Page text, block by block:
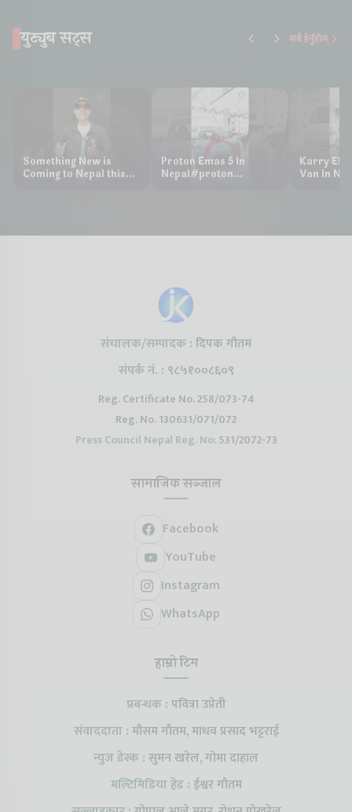
युट्युब सट्स सबै हेर्नुहोस्
Something New is
Coming to Nepal this
Proton Emas 5 In
Nepal#proton
Karry
Van In
संचालक/सम्पादक :दिपक गौतम
संपर्क नं. : ९८५१००८६०९
Reg. Certificate No. 258/073-74
Reg. No. 130631/071/072
Press Council Nepal Reg. No:531/2072-73
सामाजिक सञ्जाल
Facebook
YouTube
Instagram
WhatsApp
हाम्रो टिम
प्रबन्धक :पवित्रा उप्रेती
संवाददाता :मौसम गौतम, माधव प्रसाद भट्टराई
न्युज डेस्क :सुमन खरेल, गोमा दाहाल
मल्टिमिडिया हेड :ईश्वर गौतम